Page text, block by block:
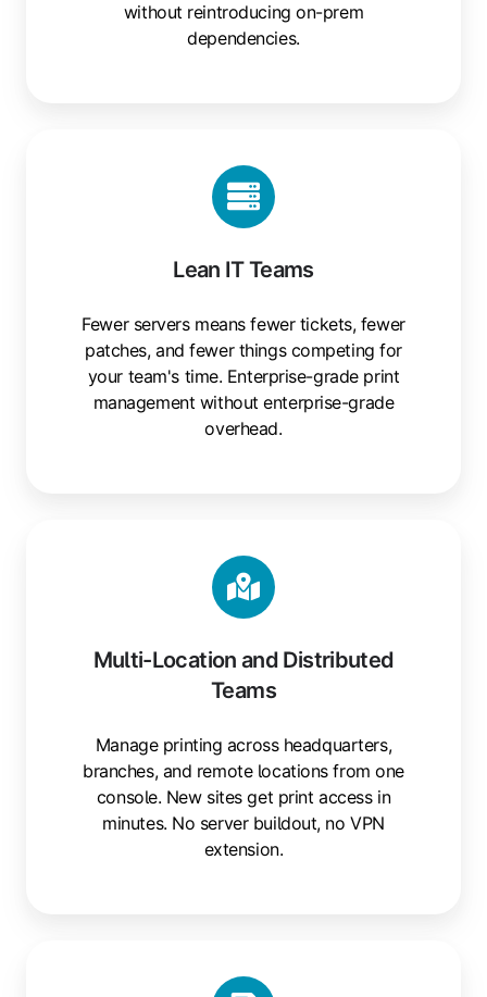
without reintroducing on-prem
dependencies.
Lean IT Teams
Fewer servers means fewer tickets, fewer
patches, and fewer things competing for
your team's time. Enterprise-grade print
management without enterprise-grade
overhead.
Multi-Location and Distributed
Teams
Manage printing across headquarters,
branches, and remote locations from one
console. New sites get print access in
minutes. No server buildout, no VPN
extension.